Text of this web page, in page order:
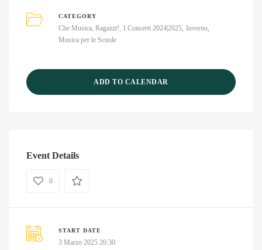
CATEGORY
Che Musica, Ragazzi! I Concerti 2024|2025 Inverno
Musica per le Scuole
ADD TO CALENDAR
Event Details
0
START DATE
3 Marzo 2025 20:30